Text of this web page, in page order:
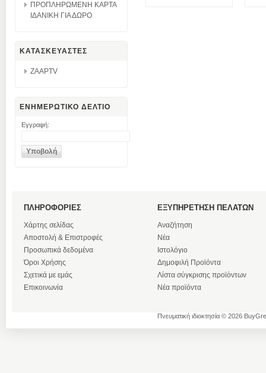
ΠΡΟΠΛΗΡΩΜΕΝΗ ΚΑΡΤΑ
ΙΔΑΝΙΚΗ ΓΙΑ ΔΩΡΟ
ΚΑΤΑΣΚΕΥΑΣΤΕΣ
ZAAPTV
ΕΝΗΜΕΡΩΤΙΚΟ ΔΕΛΤΙΟ
Εγγραφή:
ΠΛΗΡΟΦΟΡΙΕΣ
Χάρτης σελίδας
Αποστολή & Επιστροφές
Προσωπικά δεδομένα
Όροι Χρήσης
Σχετικά με εμάς
Επικοινωνία
ΕΞΥΠΗΡΕΤΗΣΗ ΠΕΛΑΤΩΝ
Αναζήτηση
Νέα
Ιστολόγιο
Δημοφιλή Προϊόντα
Λίστα σύγκρισης προϊόντων
Νέα προϊόντα
Πνευματική ιδιοκτησία © 2026